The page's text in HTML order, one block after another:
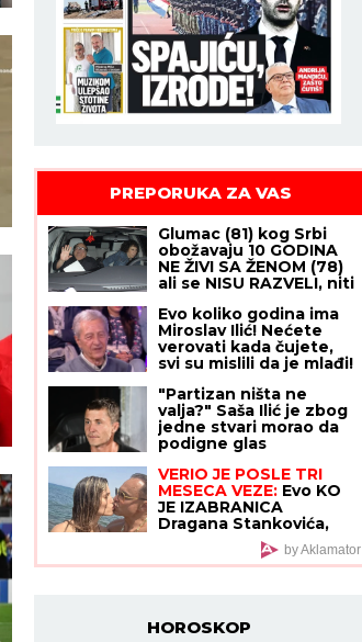
PREPORUKA ZA VAS
Glumac (81) kog Srbi
obožavaju 10 GODINA
NE ŽIVI SA ŽENOM (78)
ali se NISU RAZVELI, niti
zašto razvod nije
prihvatljiv za njih, iako
odavno nisu ljubavni
par
Evo koliko godina ima
Miroslav Ilić! Nećete
verovati kada čujete,
svi su mislili da je mlađi!
"Partizan ništa ne
valja?" Saša Ilić je zbog
jedne stvari morao da
podigne glas
VERIO JE POSLE TRI
MESECA VEZE: Evo KO
JE IZABRANICA
Dragana Stankovića,
mnogima privukla
pažnju još na koncertu
poznate pevačice!
by Aklamator
HOROSKOP